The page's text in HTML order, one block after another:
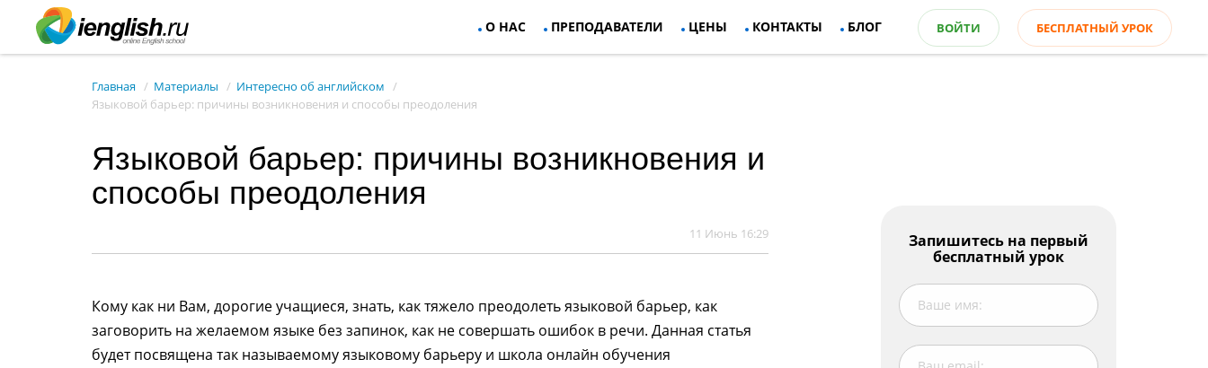
ВОЙТИ БЕСПЛАТНЫЙ УРОК
О НАС ПРЕПОДАВАТЕЛИ ЦЕНЫ КОНТАКТЫ БЛОГ
Главная Материалы
Интересно об английском
Языковой барьер: причины возникновения и способы преодоления
Языковой барьер: причины возникновения и
способы преодоления
11 Июнь 16:29 Оглавление
Причины возникновения языкового
барьера
Способы преодоления языкового
В заключении
Запишитесь на первый
бесплатный урок
Кому как ни Вам, дорогие учащиеся, знать, как тяжело преодолеть языковой барьер, как
заговорить на желаемом языке без запинок, как не совершать ошибок в речи. Данная статья
будет посвящена так называемому языковому барьеру и школа онлайн обучения